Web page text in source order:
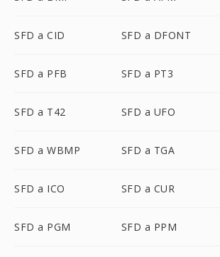
SFD a CID SFD a DFONT
SFD a PFB SFD a PT3
SFD a T42 SFD a UFO
SFD a WBMP SFD a TGA
SFD a ICO SFD a CUR
SFD a PGM SFD a PPM